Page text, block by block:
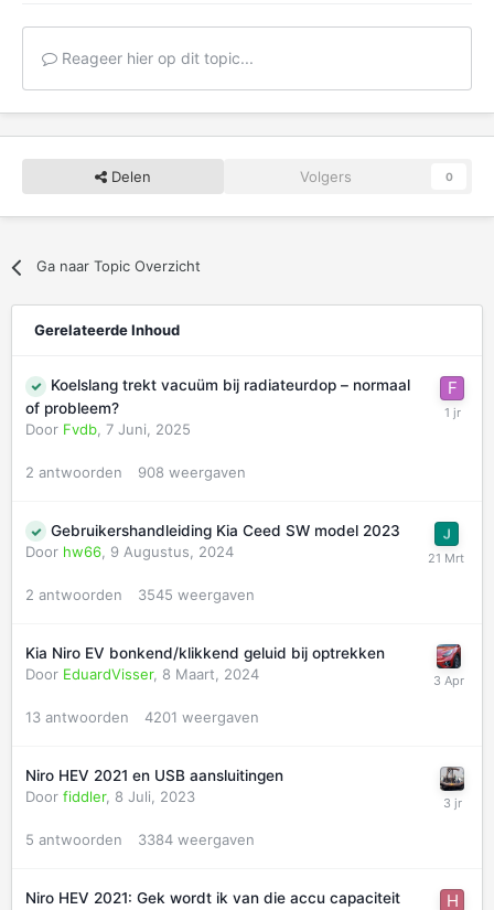
Reageer hier op dit topic...
Delen Volgers 0
Ga naar Topic Overzicht
Gerelateerde Inhoud
Koelslang trekt vacuüm bij radiateurdop – normaal
of probleem?
Door Fvdb 7 Juni, 2025
2 antwoorden 908 weergaven
Gebruikershandleiding Kia Ceed SW model 2023
Door hw66, 9 Augustus, 2024
2 antwoorden 3545 weergaven
Kia Niro EV bonkend/klikkend geluid bij optrekken
Door EduardVisser, 8 Maart, 2024
13 antwoorden 4201 weergaven
Niro HEV 2021 en USB aansluitingen
Door fiddler, 8 Juli, 2023
5 antwoorden 3384 weergaven
Niro HEV 2021: Gek wordt ik van die accu capaciteit